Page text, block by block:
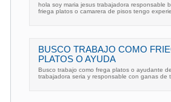
hola soy maria jesus trabajadora responsable
friega platos o camarera de pisos tengo
BUSCO TRABAJO COMO
PLATOS O AYUDA
Busco trabajo como frega platos o ayudante
trabajadora seria y responsable con ganas de